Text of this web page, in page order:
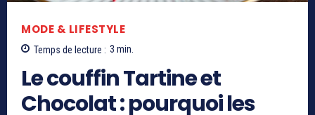
MODE & LIFESTYLE
Temps de lecture : 3 min.
Le couffin Tartine et
Chocolat : pourquoi les